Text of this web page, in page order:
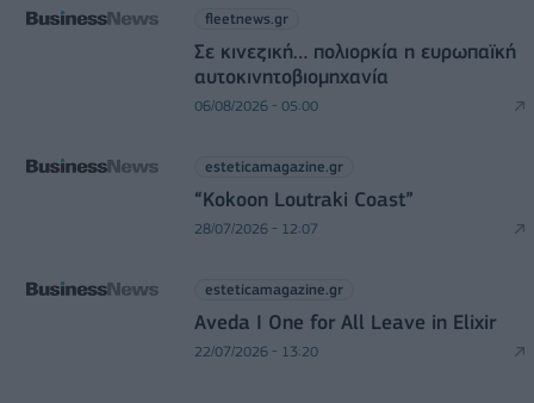
fleetnews.gr
Σε κινεζική… πολιορκία η ευρωπαϊκή
αυτοκινητοβιομηχανία
06/08/2026 - 05:00
esteticamagazine.gr
“Kokoon Loutraki Coast”
28/07/2026 - 12:07
esteticamagazine.gr
Aveda I One for All Leave in Elixir
22/07/2026 - 13:20